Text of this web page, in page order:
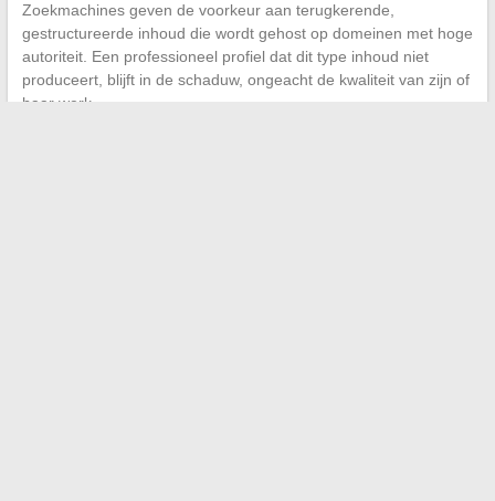
Zoekmachines geven de voorkeur aan terugkerende,
gestructureerde inhoud die wordt gehost op domeinen met hoge
autoriteit. Een professioneel profiel dat dit type inhoud niet
produceert, blijft in de schaduw, ongeacht de kwaliteit van zijn of
haar werk.